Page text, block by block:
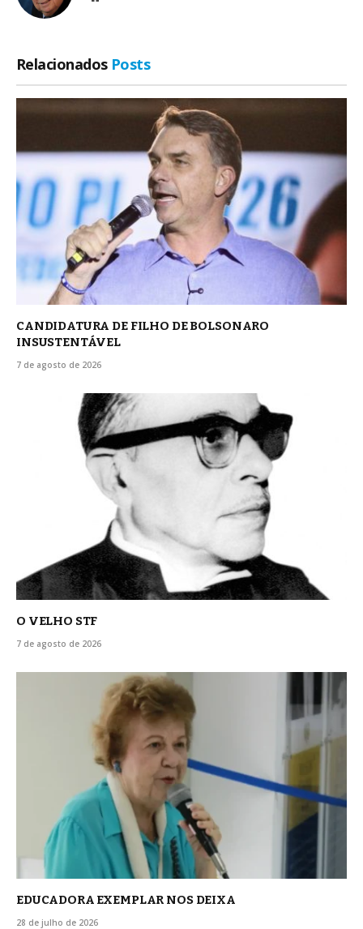
Relacionados Posts
CANDIDATURA DE FILHO DE BOLSONARO
INSUSTENTÁVEL
7 de agosto de 2026
O VELHO STF
7 de agosto de 2026
EDUCADORA EXEMPLAR NOS DEIXA
28 de julho de 2026